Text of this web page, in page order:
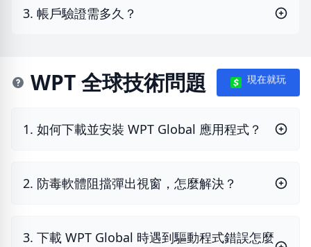
3. 帳戶驗證需多久？
WPT 全球技術問題 現在就玩
1. 如何下載並安裝 WPT Global 應用程式？
2. 防毒軟體阻擋彈出視窗，怎麼解決？
3. 下載 WPT Global 時遇到驅動程式錯誤怎麼